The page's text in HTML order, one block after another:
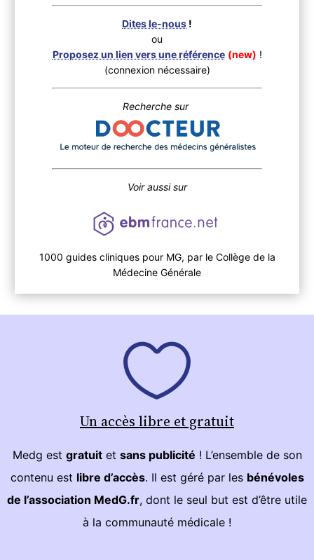
Dites le-nous !
ou
Proposez un lien vers une référence (new) !
(connexion nécessaire)
Recherche sur
Voir aussi sur
1000 guides cliniques pour MG, par le Collège de la
Médecine Générale
Un accès libre et gratuit
Medg est gratuitet sans publicité ! L’ensemble de son
contenu est libre d’accès. Il est géré par les bénévoles
de l’association MedG.fr, dont le seul but est d’être utile
à la communauté médicale !